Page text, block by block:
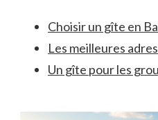
Choisir un gîte en
Les meilleures
Un gîte pour les